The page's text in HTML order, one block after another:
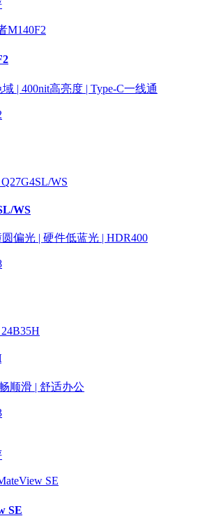
域 | 400nit高亮度 | Type-C一线通
WS
圆偏光 | 硬件低蓝光 | HDR400
顺滑 | 舒适办公
SE